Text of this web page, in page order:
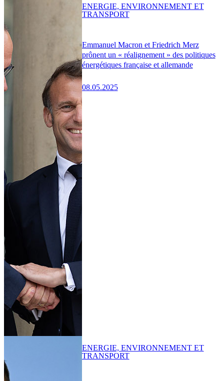
Emmanuel Macron et Friedrich Merz
prônent un « réalignement » des politiques
énergétiques française et allemande
08.05.2025
ENERGIE, ENVIRONNEMENT ET
TRANSPORT
ENERGIE, ENVIRONNEMENT ET
TRANSPORT